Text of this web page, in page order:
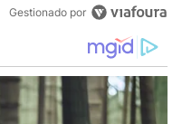
Gestionado por